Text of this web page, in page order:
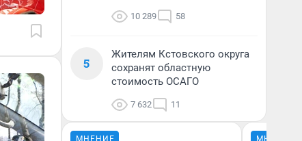
10 289 58
5
Жителям Кстовского округа
сохранят областную
стоимость ОСАГО
7 632 11
МНЕНИЕ МНЕНИЕ